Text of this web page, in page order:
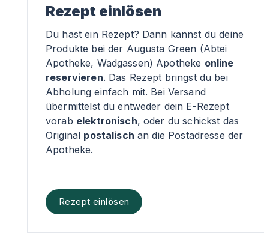
Rezept einlösen
Du hast ein Rezept? Dann kannst du deine
Produkte bei der Augusta Green (Abtei
Apotheke, Wadgassen) Apotheke online
reservieren. Das Rezept bringst du bei
Abholung einfach mit. Bei Versand
übermittelst du entweder dein E-Rezept
vorab elektronisch, oder du schickst das
Original postalisch an die Postadresse der
Apotheke.
Rezept einlösen